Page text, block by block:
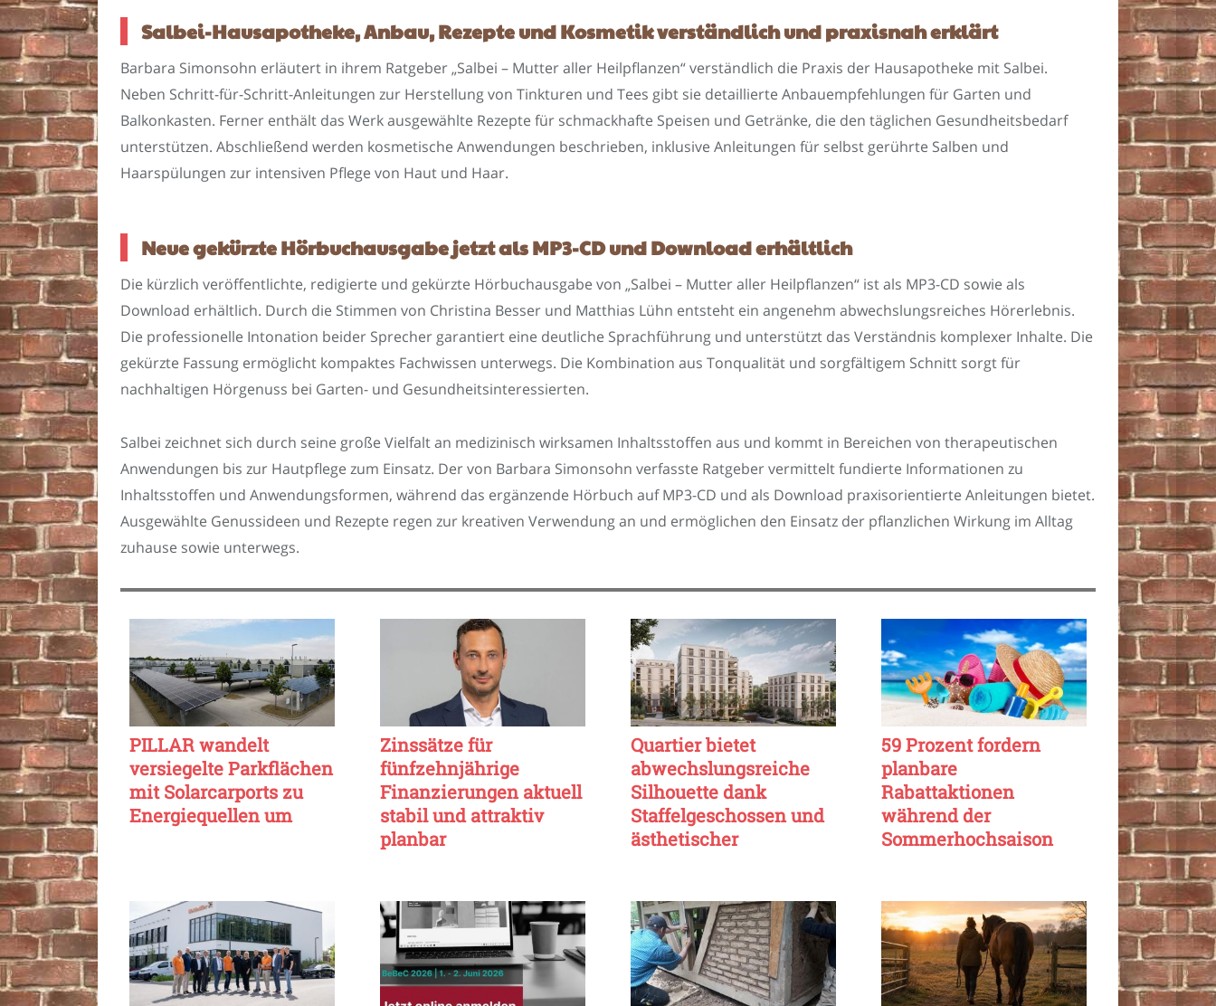
Salbei-Hausapotheke, Anbau, Rezepte und Kosmetik verständlich und praxisnah erklärt
Barbara Simonsohn erläutert in ihrem Ratgeber „Salbei – Mutter aller Heilpflanzen“ verständlich die Praxis der Hausapotheke mit Salbei.
Neben Schritt-für-Schritt-Anleitungen zur Herstellung von Tinkturen und Tees gibt sie detaillierte Anbauempfehlungen für Garten und
Balkonkasten. Ferner enthält das Werk ausgewählte Rezepte für schmackhafte Speisen und Getränke, die den täglichen Gesundheitsbedarf
unterstützen. Abschließend werden kosmetische Anwendungen beschrieben, inklusive Anleitungen für selbst gerührte Salben und
Haarspülungen zur intensiven Pflege von Haut und Haar.
Neue gekürzte Hörbuchausgabe jetzt als MP3-CD und Download erhältlich
Die kürzlich veröffentlichte, redigierte und gekürzte Hörbuchausgabe von „Salbei – Mutter aller Heilpflanzen“ ist als MP3-CD sowie als
Download erhältlich. Durch die Stimmen von Christina Besser und Matthias Lühn entsteht ein angenehm abwechslungsreiches Hörerlebnis.
Die professionelle Intonation beider Sprecher garantiert eine deutliche Sprachführung und unterstützt das Verständnis komplexer Inhalte. Die
gekürzte Fassung ermöglicht kompaktes Fachwissen unterwegs. Die Kombination aus Tonqualität und sorgfältigem Schnitt sorgt für
nachhaltigen Hörgenuss bei Garten- und Gesundheitsinteressierten.
Salbei zeichnet sich durch seine große Vielfalt an medizinisch wirksamen Inhaltsstoffen aus und kommt in Bereichen von therapeutischen
Anwendungen bis zur Hautpflege zum Einsatz. Der von Barbara Simonsohn verfasste Ratgeber vermittelt fundierte Informationen zu
Inhaltsstoffen und Anwendungsformen, während das ergänzende Hörbuch auf MP3-CD und als Download praxisorientierte Anleitungen bietet.
Ausgewählte Genussideen und Rezepte regen zur kreativen Verwendung an und ermöglichen den Einsatz der pflanzlichen Wirkung im Alltag
zuhause sowie unterwegs.
PILLAR wandelt
versiegelte Parkflächen
mit Solarcarports zu
Energiequellen um
Zinssätze für
fünfzehnjährige
Finanzierungen aktuell
stabil und attraktiv
planbar
Quartier bietet
abwechslungsreiche
Silhouette dank
Staffelgeschossen und
ästhetischer
59 Prozent fordern
planbare
Rabattaktionen
während der
Sommerhochsaison